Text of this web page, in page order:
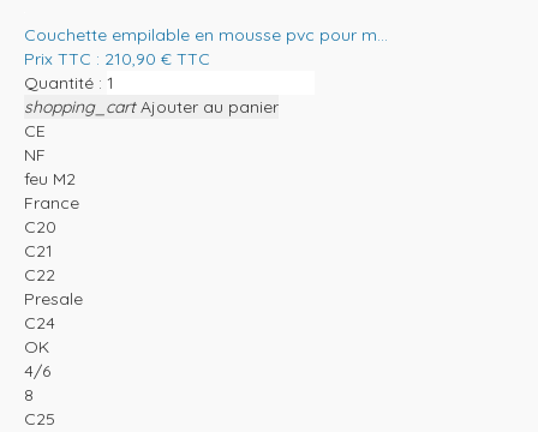
Couchette empilable en mousse pvc pour m...
Prix TTC : 210,90 € TTC
Quantité :
shopping_cart Ajouter au panier
CE
NF
feu M2
France
C20
C21
C22
Presale
C24
OK
4/6
8
C25